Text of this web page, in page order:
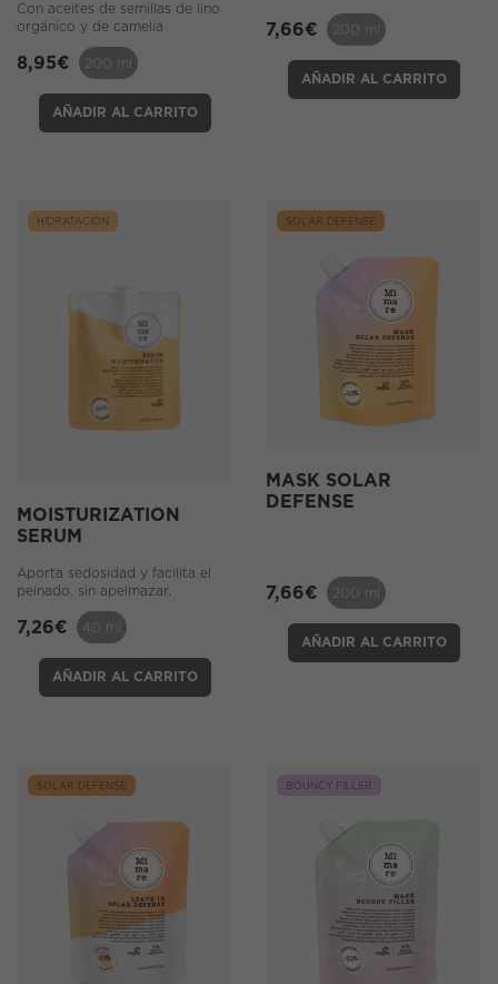
Con aceites de semillas de lino
orgánico y de camelia
8,95€ 200 ml
AÑADIR AL CARRITO
7,66€ 200 ml
AÑADIR AL CARRITO
HIDRATACIÓN
MOISTURIZATION
SERUM
Aporta sedosidad y facilita el
peinado, sin apelmazar.
7,26€ 40 ml
AÑADIR AL CARRITO
SOLAR DEFENSE
MASK SOLAR
DEFENSE
7,66€ 200 ml
AÑADIR AL CARRITO
SOLAR DEFENSE BOUNCY FILLER